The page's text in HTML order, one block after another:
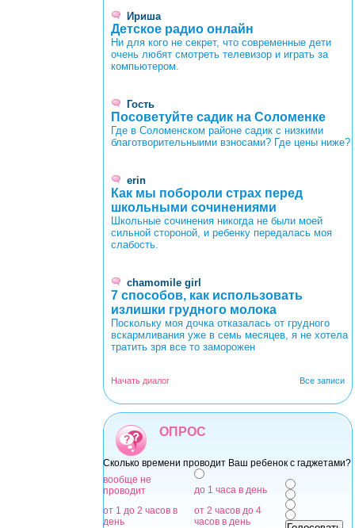
Ириша
Детское радио онлайн
Ни для кого не секрет, что современные дети
очень любят смотреть телевизор и играть за
компьютером.
Гость
Посоветуйте садик на Соломенке
Где в Соломенском районе садик с низкими
благотворительныими взносами? Где цены ниже?
erin
Как мы побороли страх перед
школьными сочинениями
Школьные сочинения никогда не были моей
сильной стороной, и ребенку передалась моя
слабость.
chamomile girl
7 способов, как использовать
излишки грудного молока
Поскольку моя дочка отказалась от грудного
вскармливания уже в семь месяцев, я не хотела
тратить зря все то заморожен
Все записи
Начать диалог
ОПРОС
Сколько времени проводит Ваш ребенок с гаджетами?
Варианты
вообще не
проводит
до 1 часа в день
от 1 до 2 часов в
день
от 2 часов до 4
часов в день